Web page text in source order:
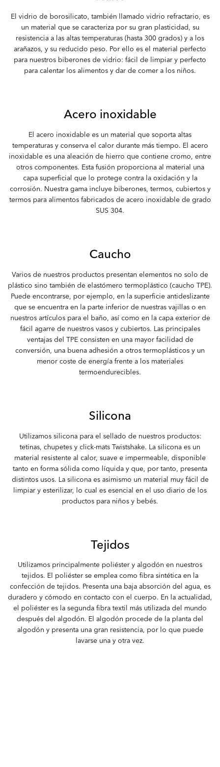
El vidrio de borosilicato, también llamado vidrio refractario, es
un material que se caracteriza por su gran plasticidad, su
resistencia a las altas temperaturas (hasta 300 grados) y a los
arañazos, y su reducido peso. Por ello es el material perfecto
para nuestros biberones de vidrio: fácil de limpiar y perfecto
para calentar los alimentos y dar de comer a los niños.
Acero inoxidable
El acero inoxidable es un material que soporta altas
temperaturas y conserva el calor durante más tiempo. El acero
inoxidable es una aleación de hierro que contiene cromo, entre
otros componentes. Esta fusión proporciona al material una
capa superficial que lo protege contra la oxidación y la
corrosión. Nuestra gama incluye biberones, termos, cubiertos y
termos para alimentos fabricados de acero inoxidable de grado
SUS 304.
Caucho
Varios de nuestros productos presentan elementos no solo de
plástico sino también de elastómero termoplástico (caucho TPE).
Puede encontrarse, por ejemplo, en la superficie antideslizante
que se encuentra en la parte inferior de nuestras vajillas o en
nuestros artículos para el baño, así como en la capa exterior de
fácil agarre de nuestros vasos y cubiertos. Las principales
ventajas del TPE consisten en una mayor facilidad de
conversión, una buena adhesión a otros termoplásticos y un
menor coste de energía frente a los materiales
termoendurecibles.
Silicona
Utilizamos silicona para el sellado de nuestros productos:
tetinas, chupetes y click-mats Twistshake. La silicona es un
material resistente al calor, suave e impermeable, disponible
tanto en forma sólida como líquida y que, por tanto, presenta
distintos usos. La silicona es asimismo un material muy fácil de
limpiar y esterilizar, lo cual es esencial en el uso diario de los
productos para niños y bebés.
Tejidos
Utilizamos principalmente poliéster y algodón en nuestros
tejidos. El poliéster se emplea como fibra sintética en la
confección de tejidos. Presenta una baja absorción del agua, es
duradero y cómodo en contacto con el cuerpo. En la actualidad,
el poliéster es la segunda fibra textil más utilizada del mundo
después del algodón. El algodón procede de la planta del
algodón y presenta una gran resistencia, por lo que puede
lavarse una y otra vez.